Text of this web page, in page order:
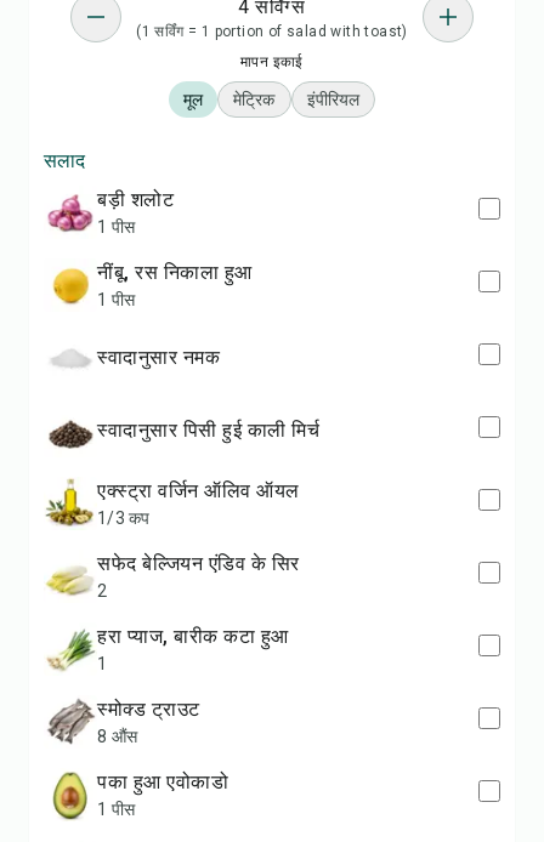
4 सर्विंग्स
(1 सर्विंग = 1 portion of salad with toast)
मापन इकाई
मूल मेट्रिक इंपीरियल
सलाद
बड़ी शलोट
1 पीस
नींबू, रस निकाला हुआ
1 पीस
स्वादानुसार नमक
स्वादानुसार पिसी हुई काली मिर्च
एक्स्ट्रा वर्जिन ऑलिव ऑयल
1/3 कप
सफेद बेल्जियन एंडिव के सिर
2
हरा प्याज, बारीक कटा हुआ
1
स्मोक्ड ट्राउट
8 औंस
पका हुआ एवोकाडो
1 पीस